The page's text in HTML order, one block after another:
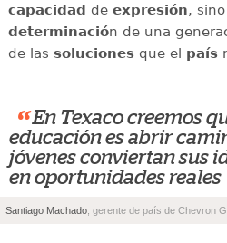
capacidad deexpresión,
determinación de una
de las solucionesque el país
“ En Texaco creemos
educación es abrir
jóvenes conviertan sus
en oportunidades reales
Santiago Machado , gerente de país de Chevron